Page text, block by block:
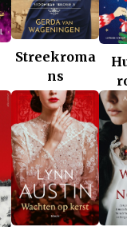
Streekroma
ns